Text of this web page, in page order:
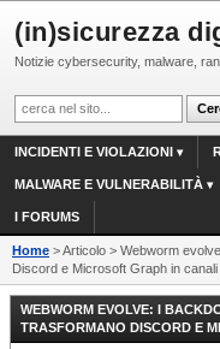
(in)sicurezza
Notizie cybersecurity, malware,
INCIDENTI E VIOLAZIONI
MALWARE E VULNERABILITÀ
I FORUMS
Home > Articolo > Webworm
Discord e Microsoft Graph in canali
WEBWORM EVOLVE: I
TRASFORMANO DISCORD E